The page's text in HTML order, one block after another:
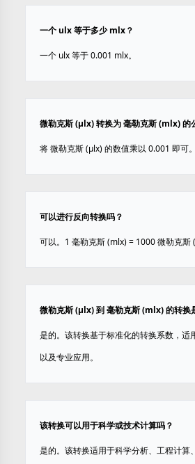
一个 ulx 等于多少 mlx？
一个 ulx 等于 0.001 mlx。
微勒克斯 (µlx) 转换为 毫勒克斯 (mlx) 的
将 微勒克斯 (µlx) 的数值乘以 0.001 即可。
可以进行反向转换吗？
可以。1 毫勒克斯 (mlx) = 1000 微勒克斯
微勒克斯 (µlx) 到 毫勒克斯 (mlx) 的转换
是的。该转换基于标准化的转换系数，适
以及专业应用。
该转换可以用于科学或技术计算吗？
是的。该转换适用于科学分析、工程计算